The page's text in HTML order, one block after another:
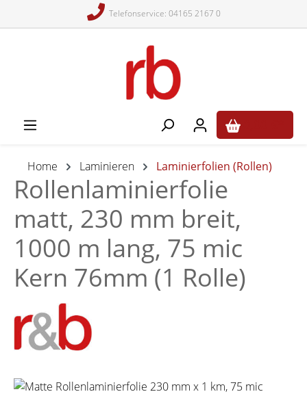
Telefonservice: 04165 2167 0
Home Laminieren Laminierfolien (Rollen)
Rollenlaminierfolie
matt, 230 mm breit,
1000 m lang, 75 mic
Kern 76mm (1 Rolle)
Bildergalerie überspringen